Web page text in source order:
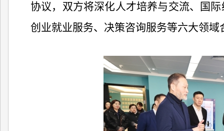
协议，双方将深化人才培养与交流、国
创业就业服务、决策咨询服务等六大领